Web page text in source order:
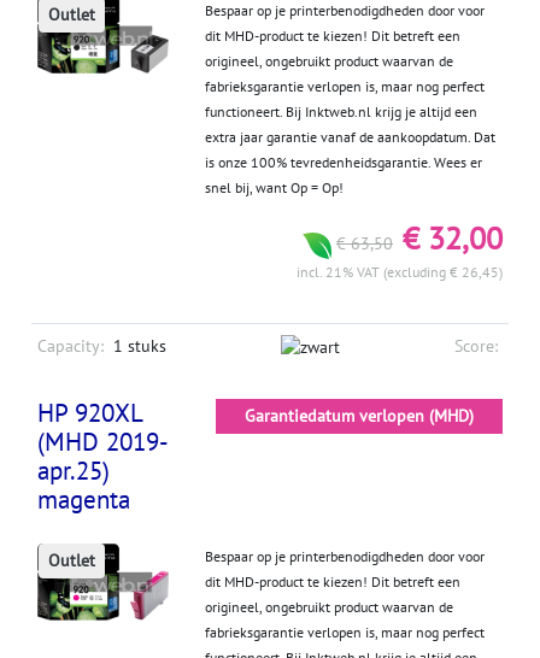
Outlet
Bespaar op je printerbenodigdheden door voor
dit MHD-product te kiezen! Dit betreft een
origineel, ongebruikt product waarvan de
fabrieksgarantie verlopen is, maar nog perfect
functioneert. Bij Inktweb.nl krijg je altijd een
extra jaar garantie vanaf de aankoopdatum. Dat
is onze 100% tevredenheidsgarantie. Wees er
snel bij, want Op = Op!
€ 63,50 € 32,00
incl. 21% VAT (excluding € 26,45)
Capacity: 1 stuks Score:
HP 920XL
(MHD 2019-
apr.25)
magenta
Garantiedatum verlopen (MHD)
Outlet
Bespaar op je printerbenodigdheden door voor
dit MHD-product te kiezen! Dit betreft een
origineel, ongebruikt product waarvan de
fabrieksgarantie verlopen is, maar nog perfect